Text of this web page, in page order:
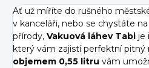
Ať už míříte do rušného
v kanceláři, nebo se chystáte
přírody, Vakuová láhev Tabi je
který vám zajistí perfektní pitný
objemem 0,55 litru vám